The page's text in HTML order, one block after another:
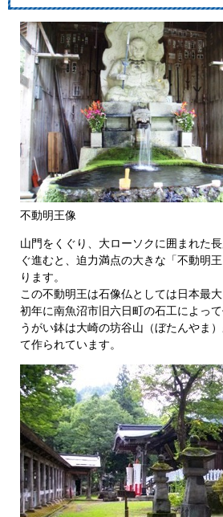
不動明王像
山門をくぐり、大ローソクに囲まれた
ぐ進むと、迫力満点の大きな「不動明
ります。
この不動明王は石像仏としては日本最
初年に南魚沼市旧六日町の石工によって
うがい鉢は大崎の坊谷山（ぼたんやま
て作られています。